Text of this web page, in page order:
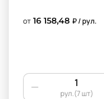
от 16 158,48 ₽ / рул.
рул.(7 шт)